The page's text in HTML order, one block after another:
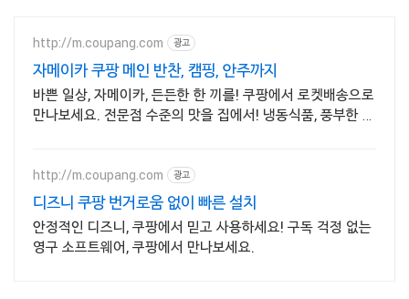
http://m.coupang.com 광고
자메이카 쿠팡 메인 반찬, 캠핑, 안주까지
바쁜 일상, 자메이카, 든든한 한 끼를! 쿠팡에서 로켓배송으로
만나보세요. 전문점 수준의 맛을 집에서! 냉동식품, 풍부한 맛
http://m.coupang.com 광고
디즈니 쿠팡 번거로움 없이 빠른 설치
안정적인 디즈니, 쿠팡에서 믿고 사용하세요! 구독 걱정 없는
영구 소프트웨어, 쿠팡에서 만나보세요.